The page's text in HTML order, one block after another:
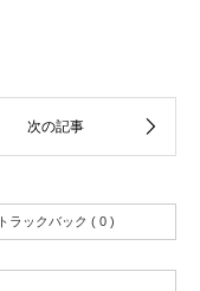
トラックバック ( 0 )